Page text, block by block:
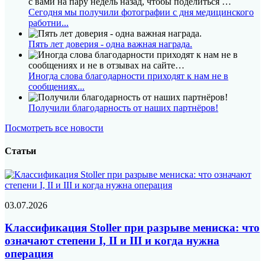
Первый шаг к
Вашему счастью
Диагностика женщины и мужчины
Индивидуальный подбор лечения
Консервативное лечение и методом ЭКО
Запись по телефону:8(8452)34-43-88
Сегодня мы получили фотографии с дня медицинского
работни...
Пять лет доверия - одна важная награда.
Иногда слова благодарности приходят к нам не в
сообщениях...
Получили благодарность от наших партнёров!
Посмотреть все новости
Статьи
03.07.2026
Классификация Stoller при разрыве мениска: что
означают степени I, II и III и когда нужна
операция